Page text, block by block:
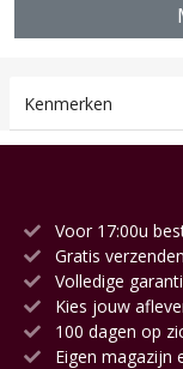
Kenmerken
Voor 17:00u
Gratis
Volledige
Kies jouw
100 dagen op
Eigen magazijn